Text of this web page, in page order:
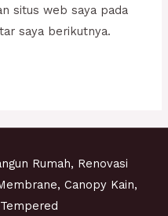
situs web saya pada
saya berikutnya.
Rumah, Renovasi
Canopy Kain,